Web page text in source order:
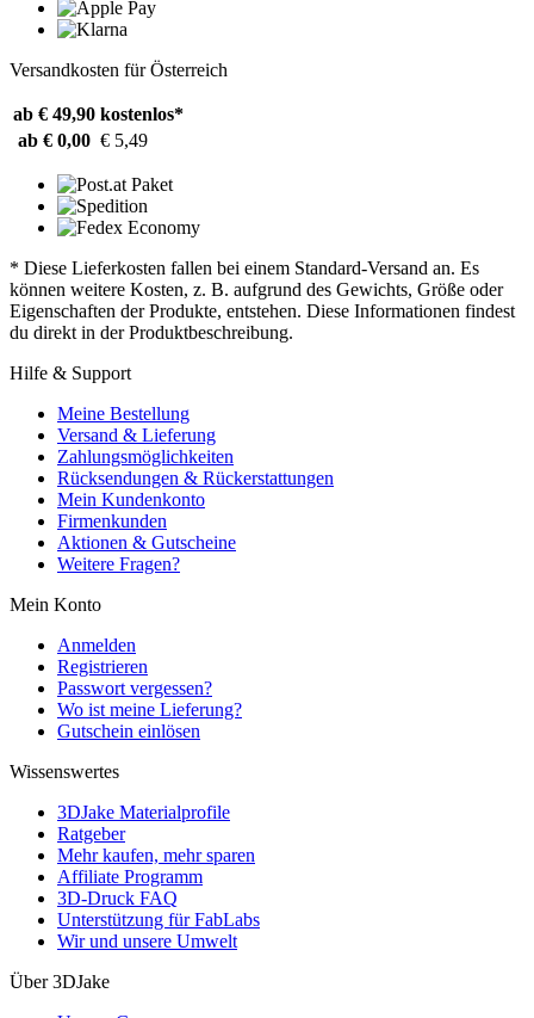
Versandkosten für Österreich
ab € 49,90 kostenlos*
ab € 0,00 € 5,49
* Diese Lieferkosten fallen bei einem Standard-Versand an. Es
können weitere Kosten, z. B. aufgrund des Gewichts, Größe oder
Eigenschaften der Produkte, entstehen. Diese Informationen findest
du direkt in der Produktbeschreibung.
Hilfe & Support
Meine Bestellung
Versand & Lieferung
Zahlungsmöglichkeiten
Rücksendungen & Rückerstattungen
Mein Kundenkonto
Firmenkunden
Aktionen & Gutscheine
Weitere Fragen?
Mein Konto
Anmelden
Registrieren
Passwort vergessen?
Wo ist meine Lieferung?
Gutschein einlösen
Wissenswertes
3DJake Materialprofile
Ratgeber
Mehr kaufen, mehr sparen
Affiliate Programm
3D-Druck FAQ
Unterstützung für FabLabs
Wir und unsere Umwelt
Über 3DJake